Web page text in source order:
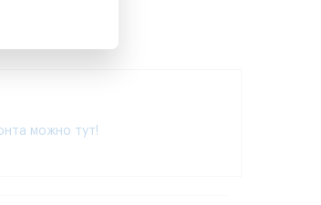
можно тут!